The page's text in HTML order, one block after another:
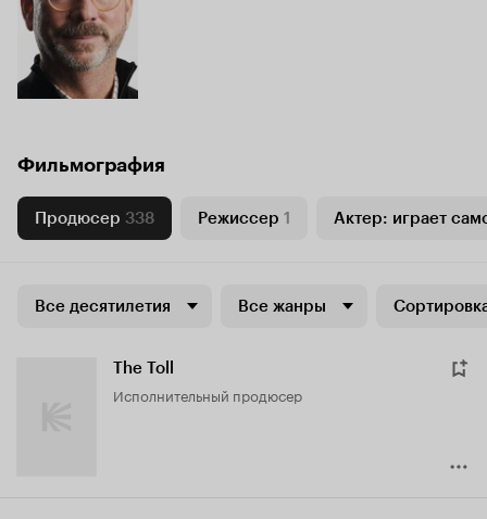
Фильмография
Продюсер 338 Режиссер 1 Актер: играет
Все десятилетия Все жанры
The Toll
исполнительный продюсер